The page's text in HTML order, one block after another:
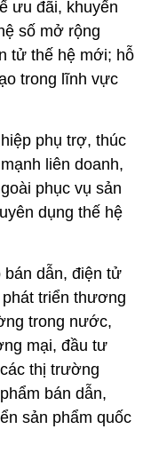
ưu đãi, khuyến
số mở rộng
tử thế hệ mới; hỗ
trong lĩnh vực
phụ trợ, thúc
liên doanh,
phục vụ sản
dụng thế hệ
bán dẫn, điện tử
triển thương
trong nước,
mại, đầu tư
thị trường
bán dẫn,
sản phẩm quốc